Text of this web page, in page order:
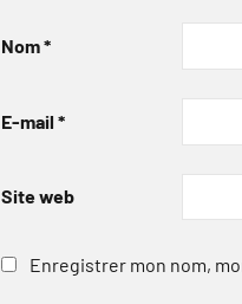
Nom*
E-mail *
Site web
Enregistrer mon nom,